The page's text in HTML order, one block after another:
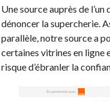
Une source auprès de
dénoncer la supercherie.
parallèle, notre source a
certaines vitrines en ligne
risque d’ébranler la